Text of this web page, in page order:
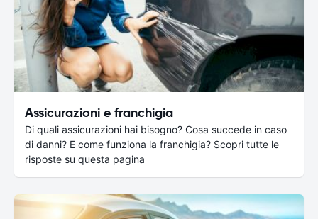
Assicurazioni e franchigia
Di quali assicurazioni hai bisogno? Cosa succede in caso
di danni? E come funziona la franchigia? Scopri tutte le
risposte su questa pagina